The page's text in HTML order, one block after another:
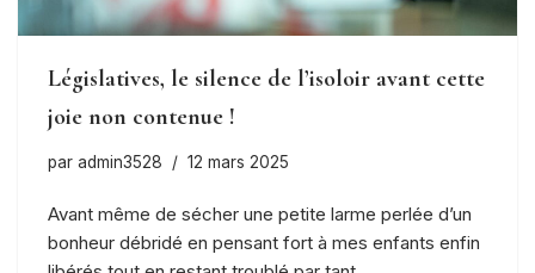
Législatives, le silence de l’isoloir avant cette
joie non contenue !
par admin3528 12 mars 2025
Avant même de sécher une petite larme perlée d’un
bonheur débridé en pensant fort à mes enfants enfin